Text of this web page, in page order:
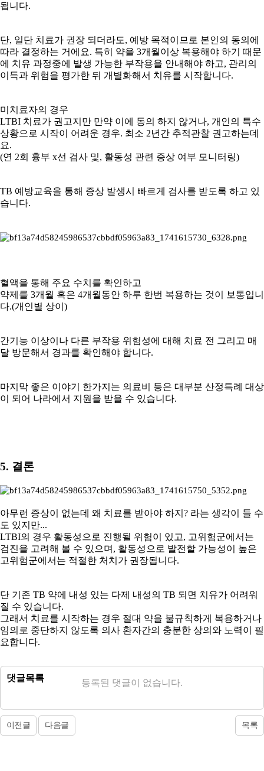
됩니다.
단, 일단 치료가 권장 되더라도, 예방 목적이므로 본인의 동의에
따라 결정하는 거에요. 특히 약을 3개월이상 복용해야 하기 때문
에 치유 과정중에 발생 가능한 부작용을 안내해야 하고, 관리의
이득과 위험을 평가한 뒤 개별화해서 치유를 시작합니다.
미치료자의 경우
LTBI 치료가 권고지만 만약 이에 동의 하지 않거나, 개인의 특수
상황으로 시작이 어려운 경우. 최소 2년간 추적관찰 권고하는데
요.
(연 2회 흉부 x선 검사 및, 활동성 관련 증상 여부 모니터링)
TB 예방교육을 통해 증상 발생시 빠르게 검사를 받도록 하고 있
습니다.
혈액을 통해 주요 수치를 확인하고
약제를 3개월 혹은 4개월동안 하루 한번 복용하는 것이 보통입니
다.(개인별 상이)
간기능 이상이나 다른 부작용 위험성에 대해 치료 전 그리고 매
달 방문해서 경과를 확인해야 합니다.
마지막 좋은 이야기 한가지는 의료비 등은 대부분 산정특례 대상
이 되어 나라에서 지원을 받을 수 있습니다.
5. 결론
아무런 증상이 없는데 왜 치료를 받아야 하지? 라는 생각이 들 수
도 있지만...
LTBI의 경우 활동성으로 진행될 위험이 있고, 고위험군에서는
검진을 고려해 볼 수 있으며, 활동성으로 발전할 가능성이 높은
고위험군에서는 적절한 처치가 권장됩니다.
단 기존 TB 약에 내성 있는 다제 내성의 TB 되면 치유가 어려워
질 수 있습니다.
그래서 치료를 시작하는 경우 절대 약을 불규칙하게 복용하거나
임의로 중단하지 않도록 의사 환자간의 충분한 상의와 노력이 필
요합니다.
댓글목록 등록된 댓글이 없습니다.
이전글 다음글 목록